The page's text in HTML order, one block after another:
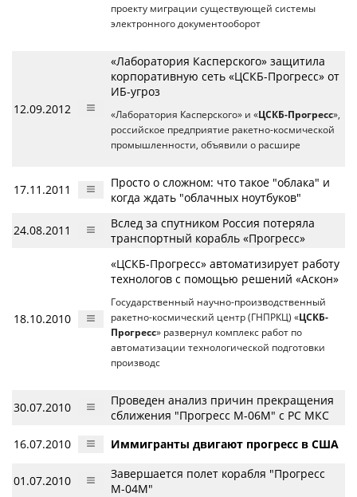
проекту миграции существующей системы
электронного документооборот
12.09.2012
«Лаборатория Касперского» защитила
корпоративную сеть «ЦСКБ-Прогресс» от
ИБ-угроз
«Лаборатория Касперского» и «ЦСКБ-Прогресс»,
российское предприятие ракетно-космической
промышленности, объявили о расшире
17.11.2011
Просто о сложном: что такое "облака" и
когда ждать "облачных ноутбуков"
24.08.2011
Вслед за спутником Россия потеряла
транспортный корабль «Прогресс»
18.10.2010
«ЦСКБ-Прогресс» автоматизирует работу
технологов с помощью решений «Аскон»
Государственный научно-производственный
ракетно-космический центр (ГНПРКЦ) «ЦСКБ-
Прогресс» развернул комплекс работ по
автоматизации технологической подготовки
производс
30.07.2010
Проведен анализ причин прекращения
сближения "Прогресс М-06М" с РС МКС
16.07.2010
Иммигранты двигают прогресс в США
01.07.2010
Завершается полет корабля "Прогресс
М-04М"